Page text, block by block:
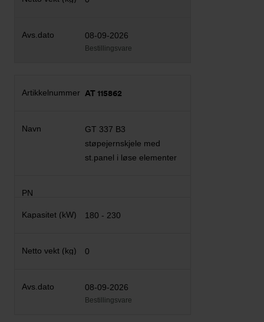
08-09-2026
Bestillingsvare
AT 115862
GT 337 B3
støpejernskjele med
st.panel i løse elementer
180 - 230
0
08-09-2026
Bestillingsvare